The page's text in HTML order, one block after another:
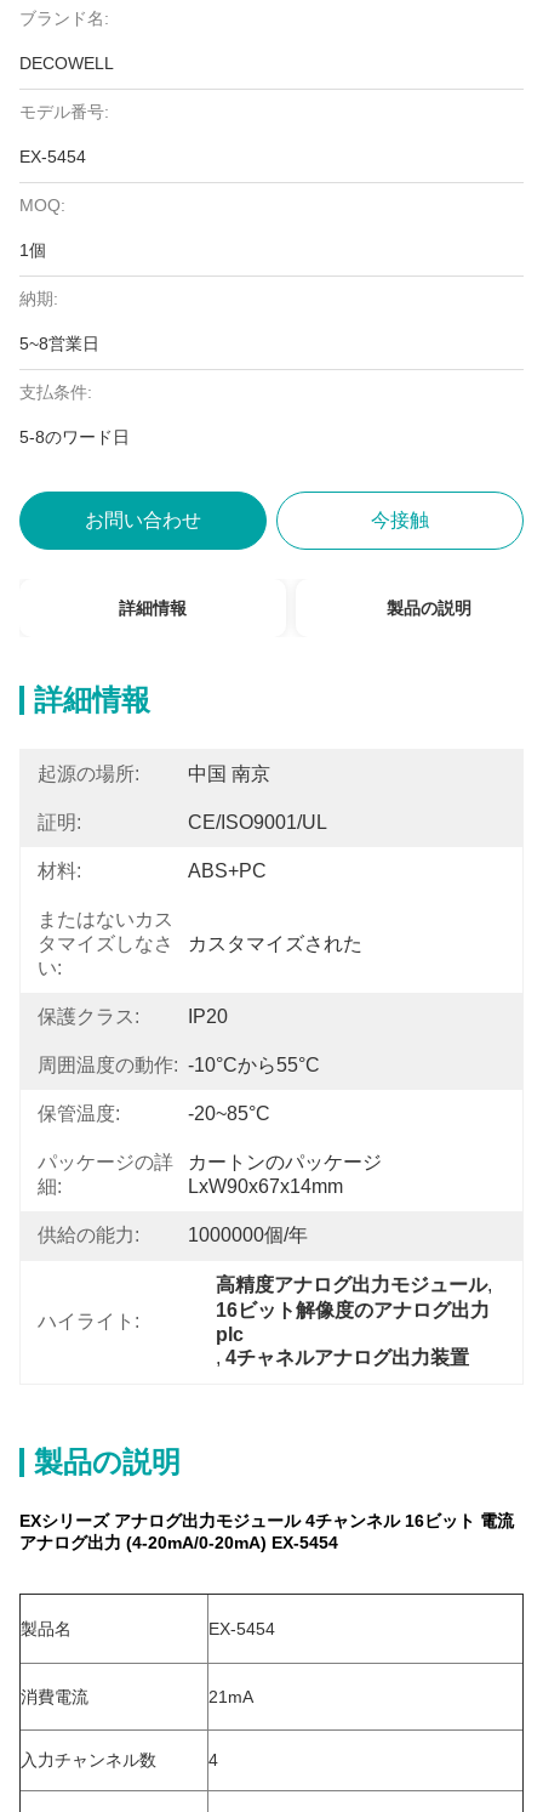
ブランド名:
DECOWELL
モデル番号:
EX-5454
MOQ:
1個
納期:
5~8営業日
支払条件:
5-8のワード日
お問い合わせ 今接触
詳細情報 製品の説明
詳細情報
起源の場所: 中国 南京
証明: CE/ISO9001/UL
材料: ABS+PC
またはないカス
タマイズしなさ
い:
カスタマイズされた
保護クラス: IP20
周囲温度の動作: -10°Cから55°C
保管温度: -20~85°C
パッケージの詳
細:
カートンのパッケージ
LxW90x67x14mm
供給の能力: 1000000個/年
ハイライト:
高精度アナログ出力モジュール,
16ビット解像度のアナログ出力
plc
, 4チャネルアナログ出力装置
製品の説明
EXシリーズ アナログ出力モジュール 4チャンネル 16ビット 電流
アナログ出力 (4-20mA/0-20mA) EX-5454
製品名 EX-5454
消費電流 21mA
入力チャンネル数 4